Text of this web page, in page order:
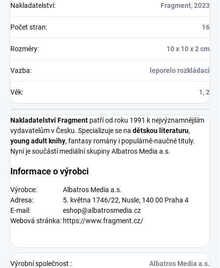
Nakladatelství: Fragment, 2023
Počet stran: 16
Rozměry: 10 x 10 x 2 cm
Vazba: leporelo rozkládací
Věk: 1, 2
Nakladatelství Fragment patří od roku 1991 k nejvýznamnějším
vydavatelům v Česku. Specializuje se na dětskou literaturu,
young adult knihy, fantasy romány i populárně-naučné tituly.
Nyní jesoučástí mediální skupiny Albatros Media a.s.
Informace o výrobci
Výrobce:
Albatros Media a.s.
Adresa:
5. května 1746/22, Nusle, 140 00 Praha 4
E-mail:
eshop@albatrosmedia.cz
Webová stránka: https://www.fragment.cz/
Výrobní společnost : Albatros Media a.s.